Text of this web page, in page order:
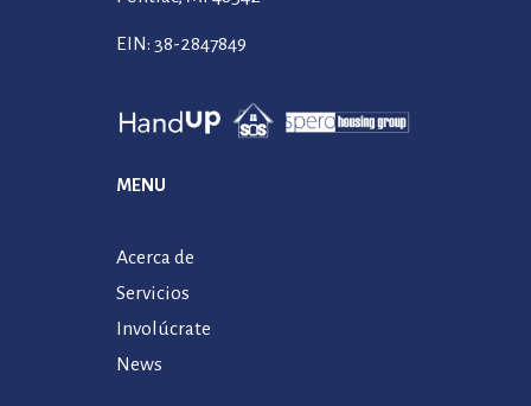
EIN: 38-2847849
MENU
Acerca de
Servicios
Involúcrate
News